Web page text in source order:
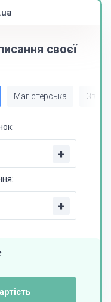
своєї
Магістерська Звіт
+
+